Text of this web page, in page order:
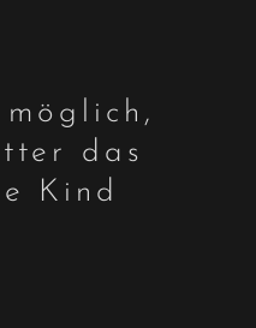
das
Kind